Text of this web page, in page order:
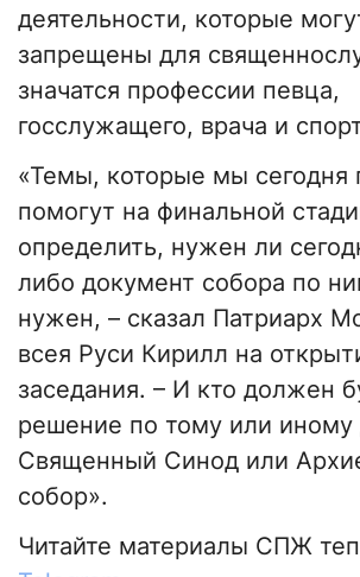
деятельности, которые
запрещены для
значатся профессии певца,
госслужащего, врача и
«Темы, которые мы сегодня
помогут на финальной
определить, нужен ли
либо документ собора по
нужен, – сказал Патриарх
всея Руси Кирилл на
заседания. – И кто должен
решение по тому или иному
Священный Синод или
собор».
Читайте материалы СПЖ